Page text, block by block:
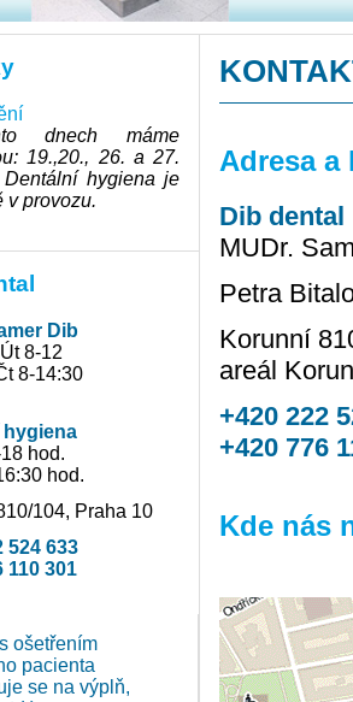
dnech máme
19.,20., 26. a 27.
hygiena je
v provozu.
Dib
8-12
8-14:30
hygiena
hod.
hod.
104, Praha 10
524 633
110 301
ošetřením
pacienta
se na výplň,
Adresa a
Dib dental
MUDr.
Petra
Korunní
areál
+420 222
+420 776
Kde nás